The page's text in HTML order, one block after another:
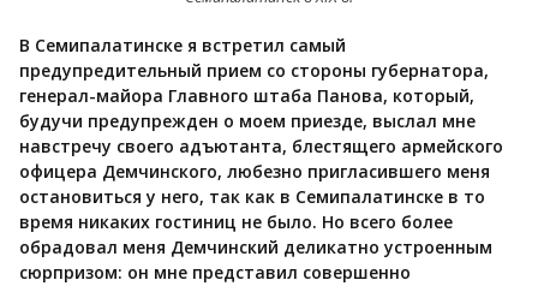
В Семипалатинске я встретил самый
предупредительный прием со стороны губернатора,
генерал-майора Главного штаба Панова, который,
будучи предупрежден о моем приезде, выслал мне
навстречу своего адъютанта, блестящего армейского
офицера Демчинского, любезно пригласившего меня
остановиться у него, так как в Семипалатинске в то
время никаких гостиниц не было. Но всего более
обрадовал меня Демчинский деликатно устроенным
сюрпризом: он мне представил совершенно